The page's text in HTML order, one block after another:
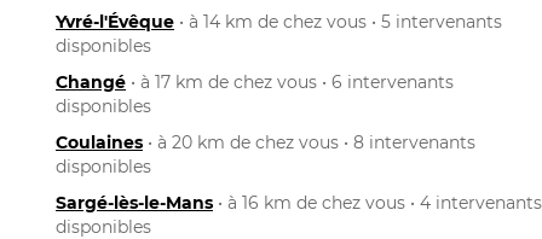
Yvré-l'Évêque • à 14 km de chez vous • 5 intervenants
disponibles
Changé • à 17 km de chez vous • 6 intervenants
disponibles
Coulaines • à 20 km de chez vous • 8 intervenants
disponibles
Sargé-lès-le-Mans • à 16 km de chez vous • 4 intervenants
disponibles